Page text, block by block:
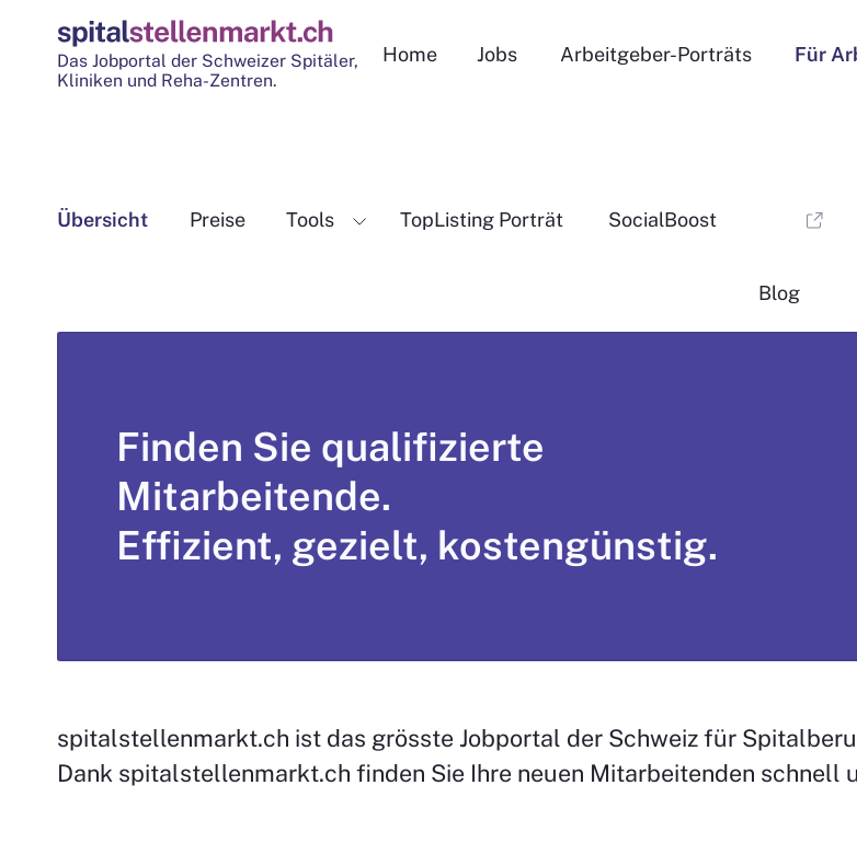
Das Jobportal der Schweizer Spitäler,
Kliniken und Reha-Zentren.
Home Jobs Arbeitgeber-Porträts Für
Übersicht Preise Tools TopListing Porträt SocialBoost
Blog
Finden Sie qualifizierte
Mitarbeitende.
Effizient, gezielt, kostengünstig.
spitalstellenmarkt.ch ist das grösste Jobportal der Schweiz für
Dank spitalstellenmarkt.ch finden Sie Ihre neuen Mitarbeitenden schnell